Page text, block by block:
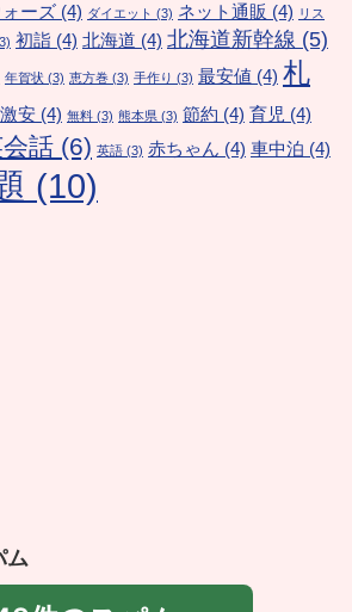
ーズ (4) ダイエット (3) ネット通販 (4) リス
初詣 (4) 北海道 (4) 北海道新幹線 (5)
年賀状 (3) 恵方巻 (3) 手作り (3) 最安値 (4) 札
激安 (4) 無料 (3) 熊本県 (3) 節約 (4) 育児 (4)
話 (6) 英語 (3) 赤ちゃん (4) 車中泊 (4)
(10)
ム